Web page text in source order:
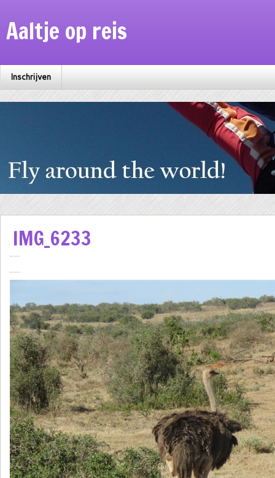
Aaltje op reis
Inschrijven
IMG_6233